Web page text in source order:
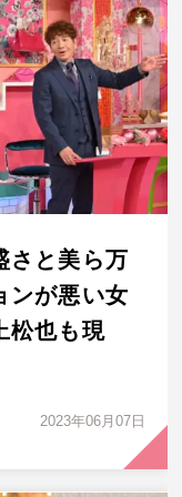
さと美ら万
ンが悪い女
松也も現
2023年06月07日